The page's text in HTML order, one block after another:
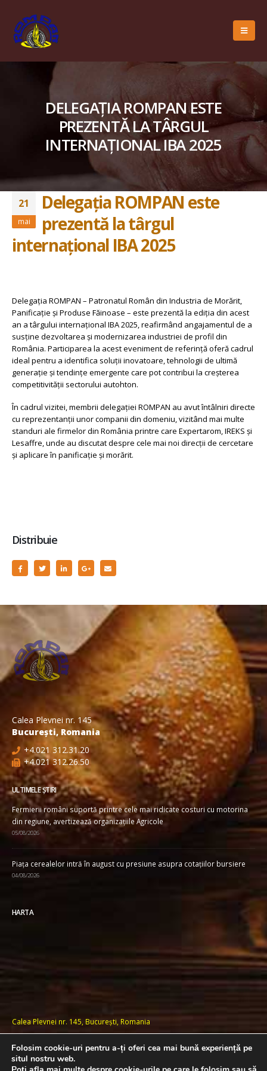
DELEGAȚIA ROMPAN ESTE
PREZENTĂ LA TÂRGUL
INTERNAȚIONAL IBA 2025
21
mai
Delegația ROMPAN este
prezentă la târgul
internațional IBA 2025
Delegația ROMPAN – Patronatul Român din Industria de Morărit,
Panificație și Produse Făinoase – este prezentă la ediția din acest
an a târgului internațional IBA 2025, reafirmând angajamentul de a
susține dezvoltarea și modernizarea industriei de profil din
România. Participarea la acest eveniment de referință oferă cadrul
ideal pentru a identifica soluții inovatoare, tehnologii de ultimă
generație și tendințe emergente care pot contribui la creșterea
competitivității sectorului autohton.
În cadrul vizitei, membrii delegației ROMPAN au avut întâlniri directe
cu reprezentanții unor companii din domeniu, vizitând mai multe
standuri ale firmelor din România printre care Expertarom, IREKS și
Lesaffre, unde au discutat despre cele mai noi direcții de cercetare
și aplicare în panificație și morărit.
Distribuie
Calea Plevnei nr. 145
București, Romania
+4.021 312.31.20
+4.021 312.26.50
ULTIMELE ȘTIRI
Fermierii români suportă printre cele mai ridicate costuri cu motorina
din regiune, avertizează organizațiile Agricole
05/08/2026
Piața cerealelor intră în august cu presiune asupra cotațiilor bursiere
04/08/2026
HARTA
Calea Plevnei nr. 145, București, Romania
Folosim cookie-uri pentru a-ți oferi cea mai bună experiență pe
situl nostru web.